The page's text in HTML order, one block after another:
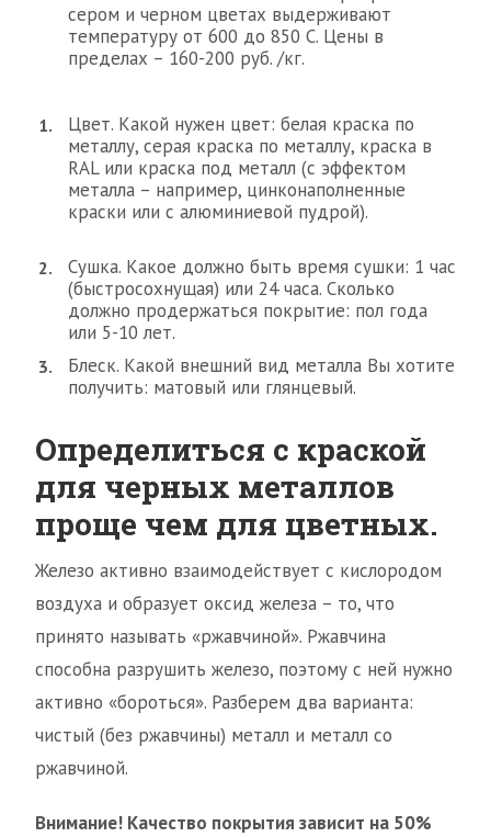
сером и черном цветах выдерживают
температуру от 600 до 850 С. Цены в
пределах – 160-200 руб. /кг.
Цвет. Какой нужен цвет: белая краска по
металлу, серая краска по металлу, краска в
RAL или краска под металл (с эффектом
металла – например, цинконаполненные
краски или с алюминиевой пудрой).
Сушка. Какое должно быть время сушки: 1 час
(быстросохнущая) или 24 часа. Сколько
должно продержаться покрытие: пол года
или 5-10 лет.
Блеск. Какой внешний вид металла Вы хотите
получить: матовый или глянцевый.
Определиться с краской
для черных металлов
проще чем для цветных.
Железо активно взаимодействует с кислородом
воздуха и образует оксид железа – то, что
принято называть «ржавчиной». Ржавчина
способна разрушить железо, поэтому с ней нужно
активно «бороться». Разберем два варианта:
чистый (без ржавчины) металл и металл со
ржавчиной.
Внимание! Качество покрытия зависит на 50%